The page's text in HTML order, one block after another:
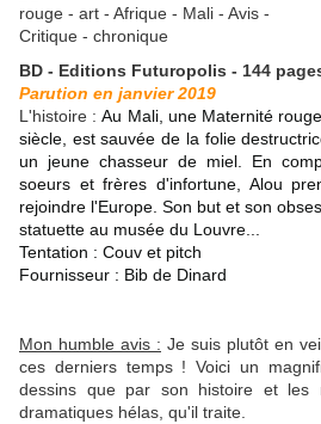
BD - Editions Futuropolis - 144
Parution en janvier 2019
L'histoire :Au Mali, une Maternité
siècle, est sauvée de la folie
un jeune chasseur de miel. En
soeurs et frères d'infortune, Alou
rejoindre l'Europe. Son but et son
statuette au musée du Louvre...
Tentation : Couv et pitch
Fournisseur : Bib de Dinard
Mon humble avis : Je suis plutôt en
ces derniers temps ! Voici un
dessins que par son histoire et les
dramatiques hélas, qu'il traite.